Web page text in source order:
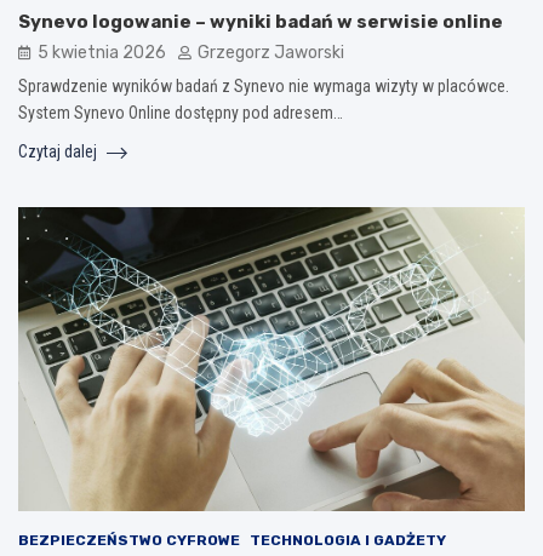
Synevo logowanie – wyniki badań w serwisie online
5 kwietnia 2026 Grzegorz Jaworski
Sprawdzenie wyników badań z Synevo nie wymaga wizyty w placówce.
System Synevo Online dostępny pod adresem…
Czytaj dalej
BEZPIECZEŃSTWO CYFROWE TECHNOLOGIA I GADŻETY